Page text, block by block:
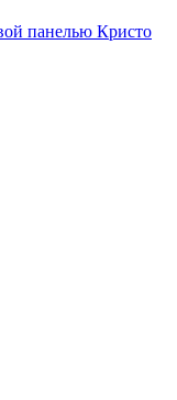
панелью Кристо